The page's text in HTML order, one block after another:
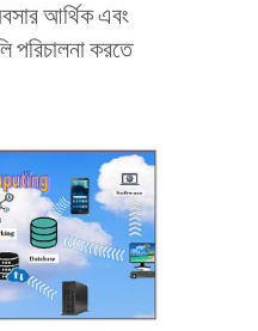
আর্থিক এবং
পরিচালনা করতে